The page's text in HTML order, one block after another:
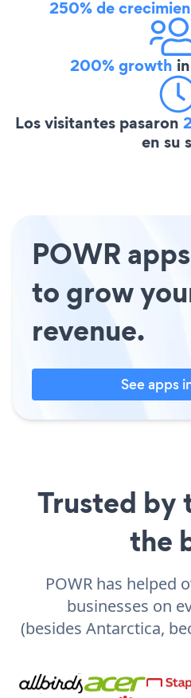
250% de
200% growth
Los visitantes pasaron
en su
POWR
to grow
revenue.
See apps
Trusted by
the
POWR has helped
businesses on
(besides Antarctica,